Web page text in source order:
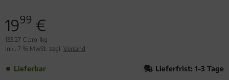
1999 €
133,27 € pro 1kg
inkl. 7 % MwSt. zzgl. Versand
Lieferbar Lieferfrist: 1-3 Tage